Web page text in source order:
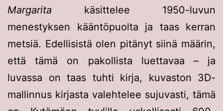
Margarita käsittelee 1950-luvun
menestyksen kääntöpuolta ja taas kerran
metsiä. Edellisistä olen pitänyt siinä määrin,
että tämä on pakollista luettavaa – ja
luvassa on taas tuhti kirja, kuvaston 3D-
mallinnus kirjasta valehtelee sujuvasti, tämä